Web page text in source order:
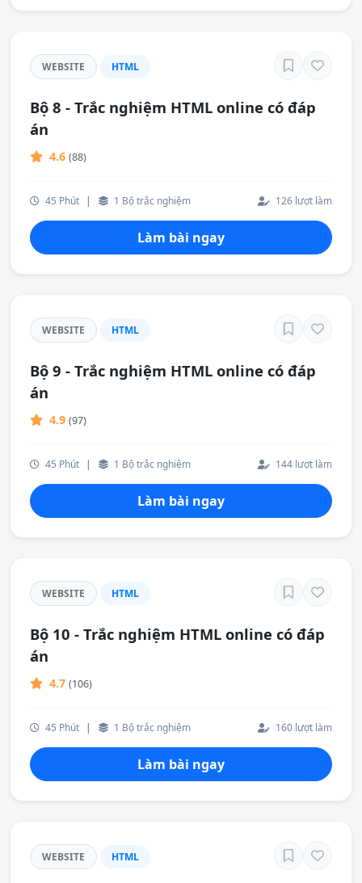
WEBSITE HTML
Bộ 8 - Trắc nghiệm HTML online có đáp
án
4.6 (88)
45 Phút | 1 Bộ trắc nghiệm 126 lượt làm
Làm bài ngay
WEBSITE HTML
Bộ 9 - Trắc nghiệm HTML online có đáp
án
4.9 (97)
45 Phút | 1 Bộ trắc nghiệm 144 lượt làm
Làm bài ngay
WEBSITE HTML
Bộ 10 - Trắc nghiệm HTML online có đáp
án
4.7 (106)
45 Phút | 1 Bộ trắc nghiệm 160 lượt làm
Làm bài ngay
WEBSITE HTML